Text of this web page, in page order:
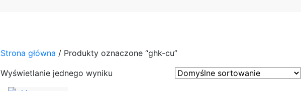
Strona główna / Produkty oznaczone “ghk-cu”
Wyświetlanie jednego wyniku